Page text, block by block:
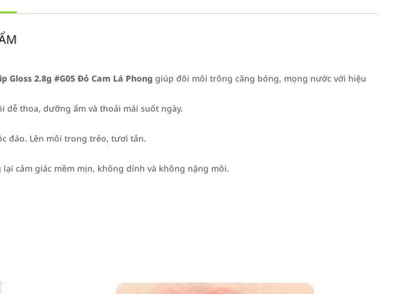
Gloss 2.8g #G05 Đỏ Cam Lá Phong giúp đôi môi trông căng bóng, mọng nước với hiệu
dễ thoa, dưỡng ẩm và thoải mái suốt ngày.
đáo. Lên môi trong trẻo, tươi tắn.
cảm giác mềm mịn, không dính và không nặng môi.